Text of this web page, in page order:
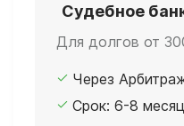
Судебное
Для долгов от
Через
Срок: 6-8